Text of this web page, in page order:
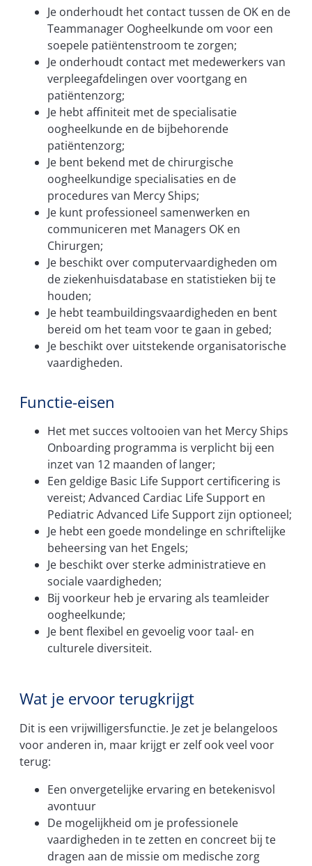
Je onderhoudt het contact tussen de OK en de
Teammanager Oogheelkunde om voor een
soepele patiëntenstroom te zorgen;
Je onderhoudt contact met medewerkers van
verpleegafdelingen over voortgang en
patiëntenzorg;
Je hebt affiniteit met de specialisatie
oogheelkunde en de bijbehorende
patiëntenzorg;
Je bent bekend met de chirurgische
oogheelkundige specialisaties en de
procedures van Mercy Ships;
Je kunt professioneel samenwerken en
communiceren met Managers OK en
Chirurgen;
Je beschikt over computervaardigheden om
de ziekenhuisdatabase en statistieken bij te
houden;
Je hebt teambuildingsvaardigheden en bent
bereid om het team voor te gaan in gebed;
Je beschikt over uitstekende organisatorische
vaardigheden.
Functie-eisen
Het met succes voltooien van het Mercy Ships
Onboarding programma is verplicht bij een
inzet van 12 maanden of langer;
Een geldige Basic Life Support certificering is
vereist; Advanced Cardiac Life Support en
Pediatric Advanced Life Support zijn optioneel;
Je hebt een goede mondelinge en schriftelijke
beheersing van het Engels;
Je beschikt over sterke administratieve en
sociale vaardigheden;
Bij voorkeur heb je ervaring als teamleider
oogheelkunde;
Je bent flexibel en gevoelig voor taal- en
culturele diversiteit.
Wat je ervoor terugkrijgt
Dit is een vrijwilligersfunctie. Je zet je belangeloos
voor anderen in, maar krijgt er zelf ook veel voor
terug:
Een onvergetelijke ervaring en betekenisvol
avontuur
De mogelijkheid om je professionele
vaardigheden in te zetten en concreet bij te
dragen aan de missie om medische zorg